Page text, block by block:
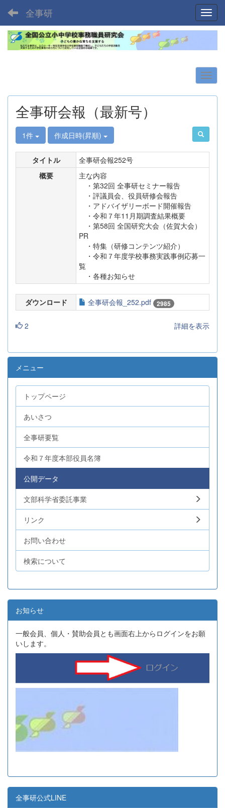
全事研
全事研会報（最新号）
1件 作成日時(昇順)
タイトル
全事研会報252号
概要
主な内容
・第32回 全事研セミナー報告
・評議員会、役員研修会報告
・アドバイザリーボード開催報告
・令和７年11月期調査結果概要
・第58回 全国研究大会（佐賀大会）
PR
・特集（研修コンテンツ紹介）
・令和７年度学校事務実践事例応募一
覧
・各種お知らせ
ダウンロード 全事研会報_252.pdf 2985
2 詳細を表示
メニュー
トップページ
あいさつ
全事研要覧
令和７年度本部役員名簿
公開データ
文部科学省委託事業
リンク
お問い合わせ
検索について
お知らせ
一般会員、個人・賛助会員とも画面右上からログインをお願
いします。
全事研公式LINE